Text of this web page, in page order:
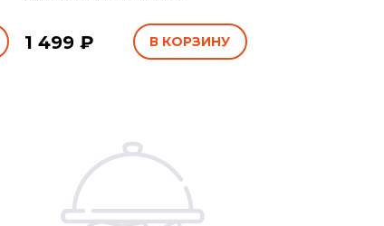
темпура, курочка темпура,
снежный с огурцом
1 499 ₽ В КОРЗИНУ